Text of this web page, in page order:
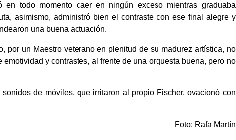
todo momento caer en ningún exceso mientras graduaba
asimismo, administró bien el contraste con ese final alegre y
una buena actuación.
un Maestro veterano en plenitud de su madurez artística, no
y contrastes, al frente de una orquesta buena, pero no
de móviles, que irritaron al propio Fischer, ovacionó con
Foto: Rafa Martín